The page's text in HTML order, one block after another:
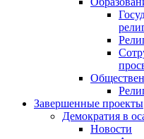
Завершенные проекты
Демократия в
Новости